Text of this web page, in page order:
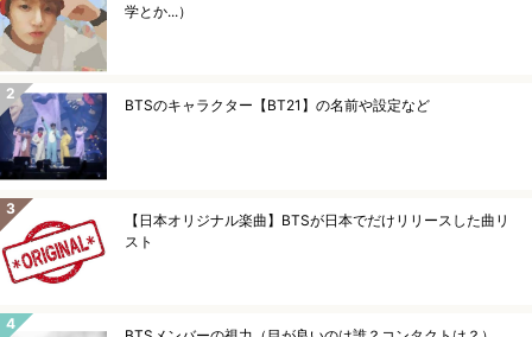
学とか...）
BTSのキャラクター【BT21】の名前や設定など
【日本オリジナル楽曲】BTSが日本でだけリリースした曲リ
スト